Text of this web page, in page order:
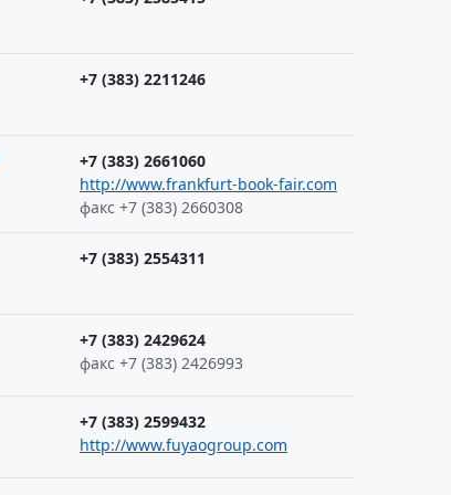
+7 (383) 2211246
+7 (383) 2661060
http://www.frankfurt-book-fair.com
факс +7 (383) 2660308
+7 (383) 2554311
+7 (383) 2429624
факс +7 (383) 2426993
+7 (383) 2599432
http://www.fuyaogroup.com